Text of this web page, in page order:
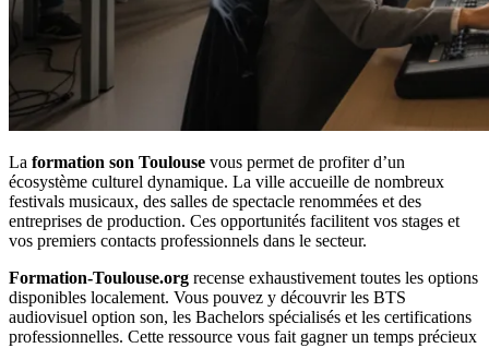
La formation son Toulouse vous permet de profiter d’un
écosystème culturel dynamique. La ville accueille de nombreux
festivals musicaux, des salles de spectacle renommées et des
entreprises de production. Ces opportunités facilitent vos stages et
vos premiers contacts professionnels dans le secteur.
Formation-Toulouse.org recense exhaustivement toutes les options
disponibles localement. Vous pouvez y découvrir les BTS
audiovisuel option son, les Bachelors spécialisés et les certifications
professionnelles. Cette ressource vous fait gagner un temps précieux